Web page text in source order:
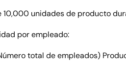
unidades de producto
por empleado:
total de empleados)